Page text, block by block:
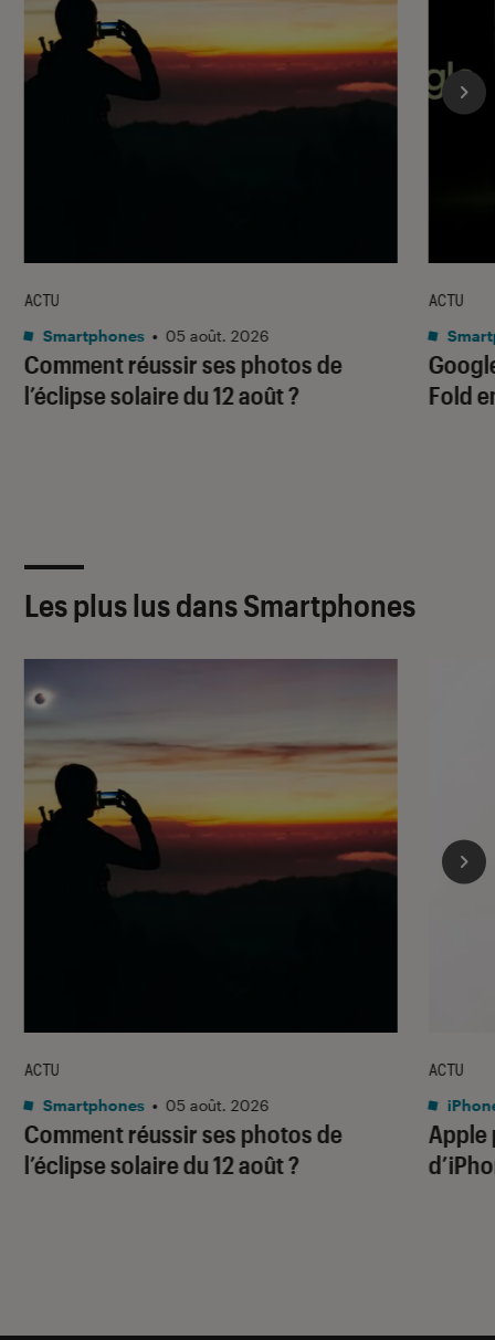
Comment réussir ses photos de
l’éclipse solaire du 12 août ?
ACTU
Smartphones • 05 août. 2026
Fold
ACTU
Les plus lus dans Smartphones
Comment réussir ses photos de
l’éclipse solaire du 12 août ?
ACTU
Smartphones • 05 août. 2026
Apple
ACTU